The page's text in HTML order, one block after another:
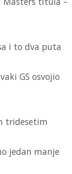
i to dva puta
GS osvojio
tridesetim
jedan manje